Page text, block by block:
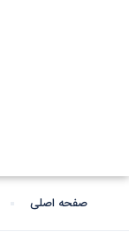
صفحه اصلی